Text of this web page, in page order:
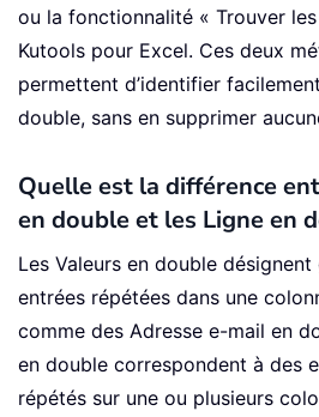
ou la fonctionnalité « Trouver
Kutools pour Excel. Ces deux
permettent d’identifier
double, sans en supprimer
Quelle est la différence
en double et les Ligne en
Les Valeurs en double
entrées répétées dans une
comme des Adresse e-mail en
en double correspondent à des
répétés sur une ou plusieurs